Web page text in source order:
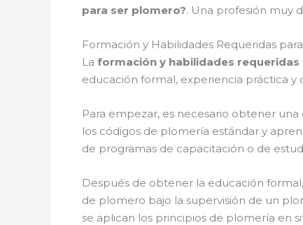
para ser plomero?. Una profesión muy
Formación y Habilidades Requeridas
La formación y habilidades requeridas
educación formal, experiencia práctica y
Para empezar, es necesario obtener una
los códigos de plomería estándar y
de programas de capacitación o de
Después de obtener la educación
de plomero bajo la supervisión de un
se aplican los principios de plomería en